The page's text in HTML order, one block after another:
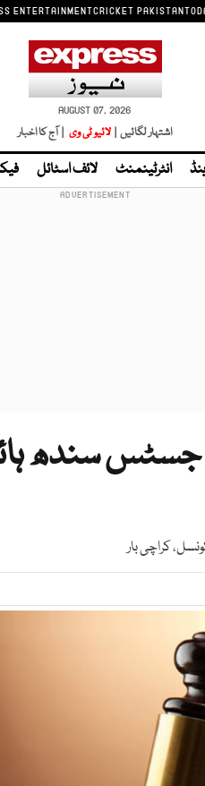
ENTERTAINMENTCRICKET PAKISTAN
AUGUST 07, 2026
اشتہار لگائیں | لائیو ٹی وی | آج کا اخبار
انٹرٹینمنٹ لائف اسٹائل
جسٹس سندھ
کراچی بار